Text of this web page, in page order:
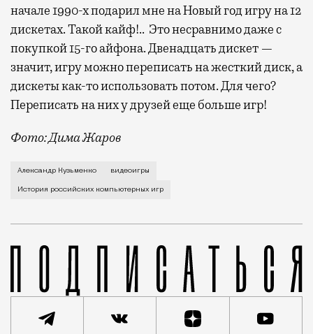
начале 1990-х подарил мне на Новый год игру на 12
дискетах. Такой кайф!.. Это несравнимо даже с
покупкой 15-го айфона. Двенадцать дискет —
значит, игру можно переписать на жесткий диск, а
дискеты как-то использовать потом. Для чего?
Переписать на них у друзей еще больше игр!
Фото: Дима Жаров
Александр Кузьменко играет в видеоигры с
Александр Кузьменко видеоигры
История российских компьютерных игр